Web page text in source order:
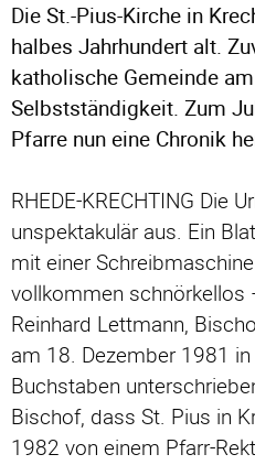
Die St.-Pius-Kirche in
halbes Jahrhundert alt.
katholische Gemeinde
Selbstständigkeit. Zum
Pfarre nun eine Chronik
RHEDE-KRECHTING Die
unspektakulär aus. Ein
mit einer
vollkommen schnörkellos
Reinhard Lettmann,
am 18. Dezember 1981
Buchstaben
Bischof, dass St. Pius in
1982 von einem Pfarr-